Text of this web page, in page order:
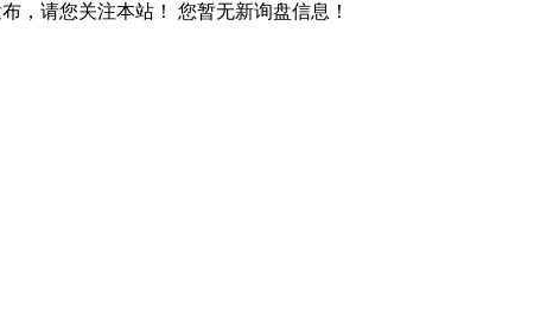
，请您关注本站！ 您暂无新询盘信息！